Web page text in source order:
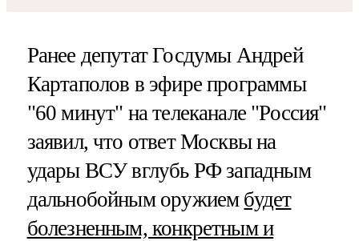
Ранее депутат Госдумы Андрей
Картаполов в эфире программы
"60 минут" на телеканале "Россия"
заявил, что ответ Москвы на
удары ВСУ вглубь РФ западным
дальнобойным оружием будет
болезненным, конкретным и